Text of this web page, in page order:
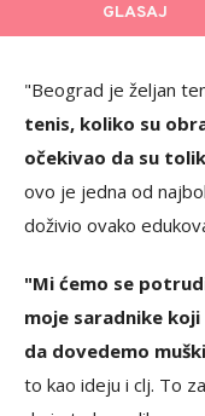
GLASAJ
"Beograd je željan
tenis, koliko su
očekivao da su
ovo je jedna od
doživio ovako
"Mi ćemo se
moje saradnike
da dovedemo
to kao ideju i clj. To